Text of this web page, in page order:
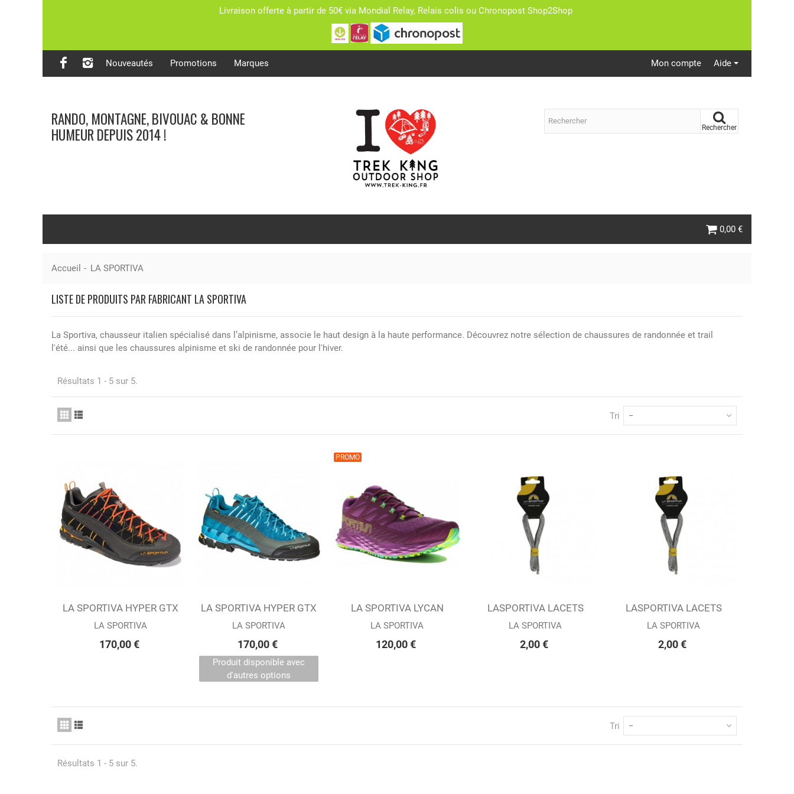
Livraison offerte à partir de 50€ via Mondial Relay, Relais colis ou Chronopost Shop2Shop
Aide
Nouveautés Promotions Marques Mon compte
RANDO, MONTAGNE, BIVOUAC & BONNE
HUMEUR DEPUIS 2014 ! Rechercher
0,00 €
Accueil - LA SPORTIVA
LISTE DE PRODUITS PAR FABRICANT LA SPORTIVA
La Sportiva, chausseur italien spécialisé dans l’alpinisme, associe le haut design à la haute performance. Découvrez notre sélection de chaussures de randonnée et trail
l'été... ainsi que les chaussures alpinisme et ski de randonnée pour l'hiver.
Résultats 1 - 5 sur 5.
Tri --
Ajouter au panier
LA SPORTIVA HYPER GTX
BLACK (M)
LA SPORTIVA
170,00 €
Afficher
LA SPORTIVA HYPER GTX
FJORD (W)
LA SPORTIVA
170,00 €
Produit disponible avec
d'autres options
PROMO
Ajouter au panier
LA SPORTIVA LYCAN
PURPLE/PLUM (W)
LA SPORTIVA
120,00 €
Ajouter au panier
LASPORTIVA LACETS
RUNNING 107...
LA SPORTIVA
2,00 €
Ajouter au panier
LASPORTIVA LACETS
RUNNING 132...
LA SPORTIVA
2,00 €
Tri --
Résultats 1 - 5 sur 5.